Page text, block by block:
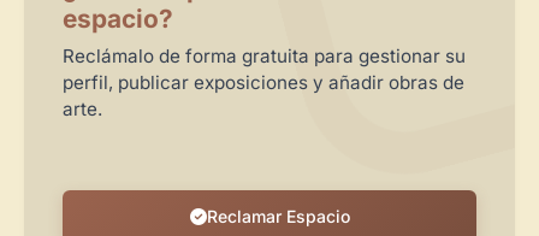
espacio?
Reclámalo de forma gratuita para gestionar su
perfil, publicar exposiciones y añadir obras de
arte.
Reclamar Espacio